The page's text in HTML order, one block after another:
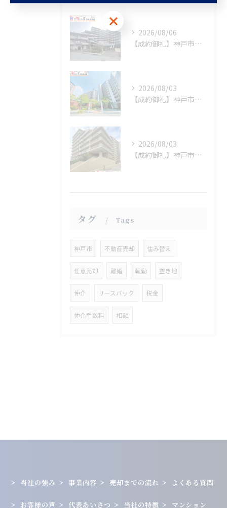
2026/08/06
【成約御礼】神戸市須磨区
2026/08/03
【成約御礼】神戸市西区
2026/08/03
【成約御礼】神戸市垂水区
タグ Tags
神戸市 不動産売却 住み替え
任意売却 離婚 転勤 空き地
仲介 リースバック 税金
仲介手数料 相談
当社の強み 事業内容 売却までの流れ よくある質問
お客様の声 代表あいさつ 当社の特徴 マンション
お問い合わせはこちら